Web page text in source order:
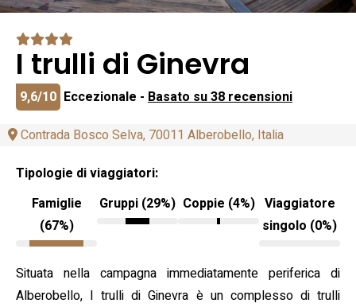
I trulli di Ginevra
9,6/10 Eccezionale - Basato su 38 recensioni
Contrada Bosco Selva, 70011 Alberobello, Italia
Tipologie di viaggiatori:
Famiglie
(67%)
Gruppi (29%) Coppie (4%) Viaggiatore
singolo (0%)
Situata nella campagna immediatamente periferica di
Alberobello, I trulli di Ginevra è un complesso di trulli